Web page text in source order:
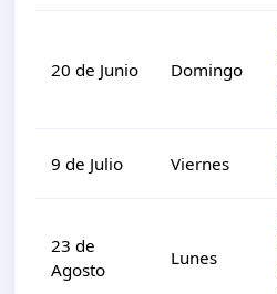
20 de Junio Domingo
9 de Julio Viernes
23 de
Agosto
Lunes